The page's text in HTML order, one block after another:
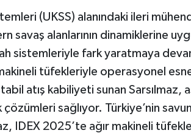
(UKSS) alanındaki ileri
savaş alanlarının dinamiklerine
sistemleriyle fark yaratmaya
tüfekleriyle operasyonel
atış kabiliyeti sunan Sarsılmaz,
sağlıyor. Türkiye’nin
IDEX 2025’te ağır makineli